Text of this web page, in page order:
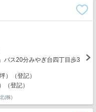
バス20分みやぎ台四丁目歩3
）（登記）
（登記）
(株)